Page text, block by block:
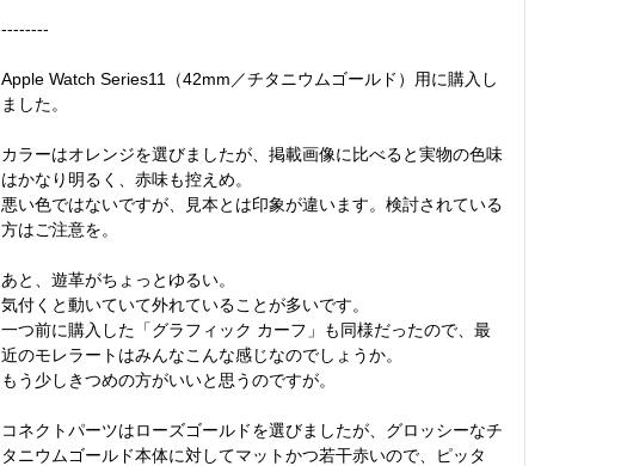
--------
Apple Watch Series11（42mm／チタニウムゴールド）用に購入し
ました。
カラーはオレンジを選びましたが、掲載画像に比べると実物の色味
はかなり明るく、赤味も控えめ。
悪い色ではないですが、見本とは印象が違います。検討されている
方はご注意を。
あと、遊革がちょっとゆるい。
気付くと動いていて外れていることが多いです。
一つ前に購入した「グラフィック カーフ」も同様だったので、最
近のモレラートはみんなこんな感じなのでしょうか。
もう少しきつめの方がいいと思うのですが。
コネクトパーツはローズゴールドを選びましたが、グロッシーなチ
タニウムゴールド本体に対してマットかつ若干赤いので、ピッタ